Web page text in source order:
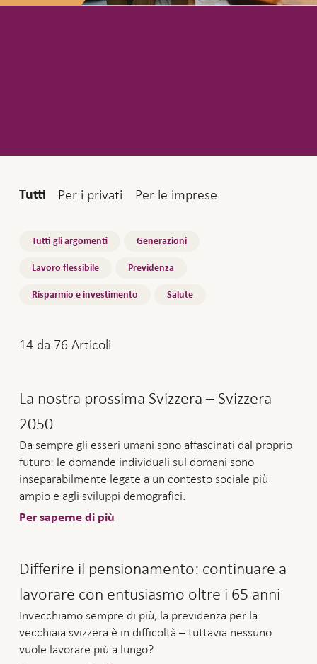
Audience
Tutti Per i privati Per le imprese
Topics
Tutti gli argomenti Generazioni
Lavoro flessibile Previdenza
Risparmio e investimento Salute
14 da 76 Articoli
La nostra prossima Svizzera – Svizzera
2050
Da sempre gli esseri umani sono affascinati dal proprio
futuro: le domande individuali sul domani sono
inseparabilmente legate a un contesto sociale più
ampio e agli sviluppi demografici.
Per saperne di più
Differire il pensionamento: continuare a
lavorare con entusiasmo oltre i 65 anni
Invecchiamo sempre di più, la previdenza per la
vecchiaia svizzera è in difficoltà – tuttavia nessuno
vuole lavorare più a lungo?